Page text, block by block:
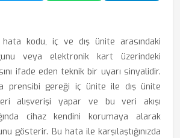
kodu, iç ve dış ünite arasındaki
veya elektronik kart üzerindeki
ifade eden teknik bir uyarı sinyalidir.
prensibi gereği iç ünite ile dış ünite
alışverişi yapar ve bu veri akışı
cihaz kendini korumaya alarak
gösterir. Bu hata ile karşılaştığınızda